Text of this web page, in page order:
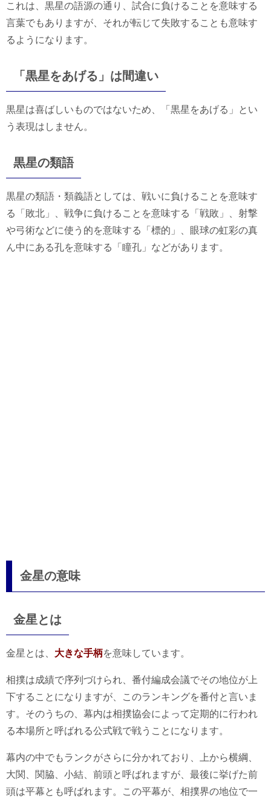
これは、黒星の語源の通り、試合に負けることを意味する
言葉でもありますが、それが転じて失敗することも意味す
るようになります。
「黒星をあげる」は間違い
黒星は喜ばしいものではないため、「黒星をあげる」とい
う表現はしません。
黒星の類語
黒星の類語・類義語としては、戦いに負けることを意味す
る「敗北」、戦争に負けることを意味する「戦敗」、射撃
や弓術などに使う的を意味する「標的」、眼球の虹彩の真
ん中にある孔を意味する「瞳孔」などがあります。
金星の意味
金星とは
金星とは、 大きな手柄を意味しています。
相撲は成績で序列づけられ、番付編成会議でその地位が上
下することになりますが、このランキングを番付と言いま
す。そのうちの、幕内は相撲協会によって定期的に行われ
る本場所と呼ばれる公式戦で戦うことになります。
幕内の中でもランクがさらに分かれており、上から横綱、
大関、関脇、小結、前頭と呼ばれますが、最後に挙げた前
頭は平幕とも呼ばれます。この平幕が、相撲界の地位で一